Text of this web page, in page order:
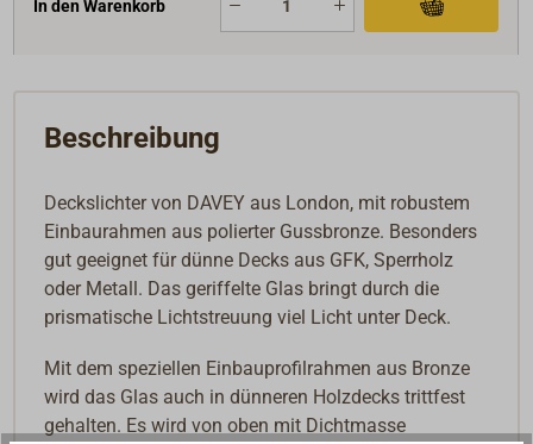
In den Warenkorb
Beschreibung
Deckslichter von DAVEY aus London, mit robustem
Einbaurahmen aus polierter Gussbronze. Besonders
gut geeignet für dünne Decks aus GFK, Sperrholz
oder Metall. Das geriffelte Glas bringt durch die
prismatische Lichtstreuung viel Licht unter Deck.
Mit dem speziellen Einbauprofilrahmen aus Bronze
wird das Glas auch in dünneren Holzdecks trittfest
gehalten. Es wird von oben mit Dichtmasse